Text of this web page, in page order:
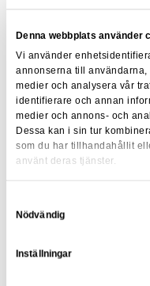
Denna webbplats använder
Vi använder
annonserna till
medier och analysera vår
identifierare och annan
medier och annons- och
Dessa kan i sin tur
som du har tillhandahållit
använt deras tjänster.
Nödvändig
Inställningar
Uppdraget innefattar
hyresgäster, då du
omförhandling av
annan administration
frågor.
Läs mer